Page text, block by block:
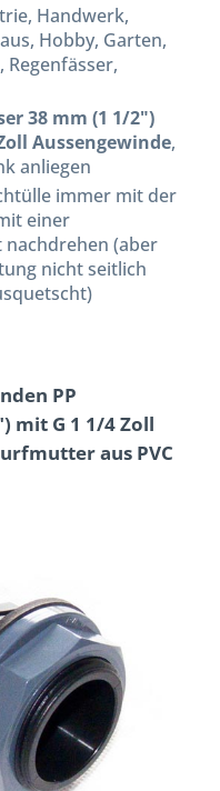
Handwerk,
Hobby, Garten,
Regenfässer,
38 mm (1 1/2")
Aussengewinde,
anliegen
immer mit der
einer
nachdrehen (aber
nicht seitlich
PP
mit G 1 1/4 Zoll
aus PVC